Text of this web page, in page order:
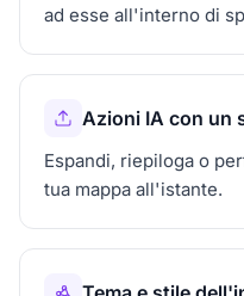
ad esse all'interno di
Azioni IA con un
Espandi, riepiloga o
tua mappa all'istante.